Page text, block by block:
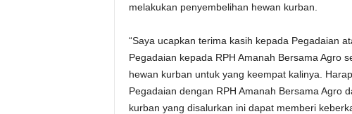
melakukan penyembelihan hewan kurban.
“Saya ucapkan terima kasih kepada Pegadaian
Pegadaian kepada RPH Amanah Bersama Agro
hewan kurban untuk yang keempat kalinya.
Pegadaian dengan RPH Amanah Bersama Agro
kurban yang disalurkan ini dapat memberi